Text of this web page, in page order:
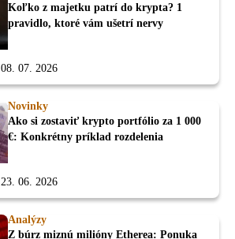
Koľko z majetku patrí do krypta? 1
pravidlo, ktoré vám ušetrí nervy
08. 07. 2026
Novinky
Ako si zostaviť krypto portfólio za 1 000
€: Konkrétny príklad rozdelenia
23. 06. 2026
Analýzy
Z búrz miznú milióny Etherea: Ponuka